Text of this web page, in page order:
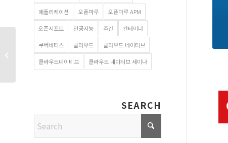
애플리케이션 오픈마루 오픈마루 APM
오픈시프트 인공지능 주간 컨테이너
쿠버네티스 클라우드 클라우드 네이티브
클라우드네이티브 클라우드 네이티브 세미나
SEARCH
코리아 나라장터 엑스포
2025 속 오픈마루
전시부스의 생생한...